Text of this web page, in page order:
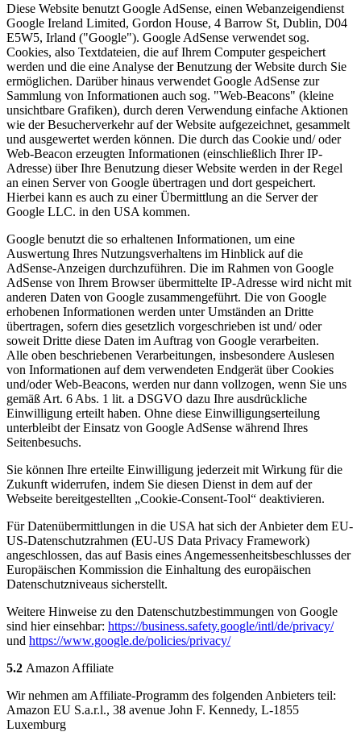
Diese Website benutzt Google AdSense, einen Webanzeigendienst
Google Ireland Limited, Gordon House, 4 Barrow St, Dublin, D04
E5W5, Irland ("Google"). Google AdSense verwendet sog.
Cookies, also Textdateien, die auf Ihrem Computer gespeichert
werden und die eine Analyse der Benutzung der Website durch Sie
ermöglichen. Darüber hinaus verwendet Google AdSense zur
Sammlung von Informationen auch sog. "Web-Beacons" (kleine
unsichtbare Grafiken), durch deren Verwendung einfache Aktionen
wie der Besucherverkehr auf der Website aufgezeichnet, gesammelt
und ausgewertet werden können. Die durch das Cookie und/ oder
Web-Beacon erzeugten Informationen (einschließlich Ihrer IP-
Adresse) über Ihre Benutzung dieser Website werden in der Regel
an einen Server von Google übertragen und dort gespeichert.
Hierbei kann es auch zu einer Übermittlung an die Server der
Google LLC. in den USA kommen.
Google benutzt die so erhaltenen Informationen, um eine
Auswertung Ihres Nutzungsverhaltens im Hinblick auf die
AdSense-Anzeigen durchzuführen. Die im Rahmen von Google
AdSense von Ihrem Browser übermittelte IP-Adresse wird nicht mit
anderen Daten von Google zusammengeführt. Die von Google
erhobenen Informationen werden unter Umständen an Dritte
übertragen, sofern dies gesetzlich vorgeschrieben ist und/ oder
soweit Dritte diese Daten im Auftrag von Google verarbeiten.
Alle oben beschriebenen Verarbeitungen, insbesondere Auslesen
von Informationen auf dem verwendeten Endgerät über Cookies
und/oder Web-Beacons, werden nur dann vollzogen, wenn Sie uns
gemäß Art. 6 Abs. 1 lit. a DSGVO dazu Ihre ausdrückliche
Einwilligung erteilt haben. Ohne diese Einwilligungserteilung
unterbleibt der Einsatz von Google AdSense während Ihres
Seitenbesuchs.
Sie können Ihre erteilte Einwilligung jederzeit mit Wirkung für die
Zukunft widerrufen, indem Sie diesen Dienst in dem auf der
Webseite bereitgestellten „Cookie-Consent-Tool“ deaktivieren.
Für Datenübermittlungen in die USA hat sich der Anbieter dem EU-
US-Datenschutzrahmen (EU-US Data Privacy Framework)
angeschlossen, das auf Basis eines Angemessenheitsbeschlusses der
Europäischen Kommission die Einhaltung des europäischen
Datenschutzniveaus sicherstellt.
Weitere Hinweise zu den Datenschutzbestimmungen von Google
sind hier einsehbar: https://business.safety.google/intl/de/privacy/
und https://www.google.de/policies/privacy/
5.2 Amazon Affiliate
Wir nehmen am Affiliate-Programm des folgenden Anbieters teil:
Amazon EU S.a.r.l., 38 avenue John F. Kennedy, L-1855
Luxemburg